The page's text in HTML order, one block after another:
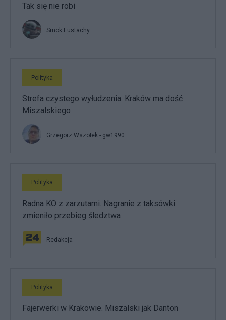
Tak się nie robi
Smok Eustachy
Polityka
Strefa czystego wyłudzenia. Kraków ma dość
Miszalskiego
Grzegorz Wszołek - gw1990
Polityka
Radna KO z zarzutami. Nagranie z taksówki
zmieniło przebieg śledztwa
Redakcja
Polityka
Fajerwerki w Krakowie. Miszalski jak Danton